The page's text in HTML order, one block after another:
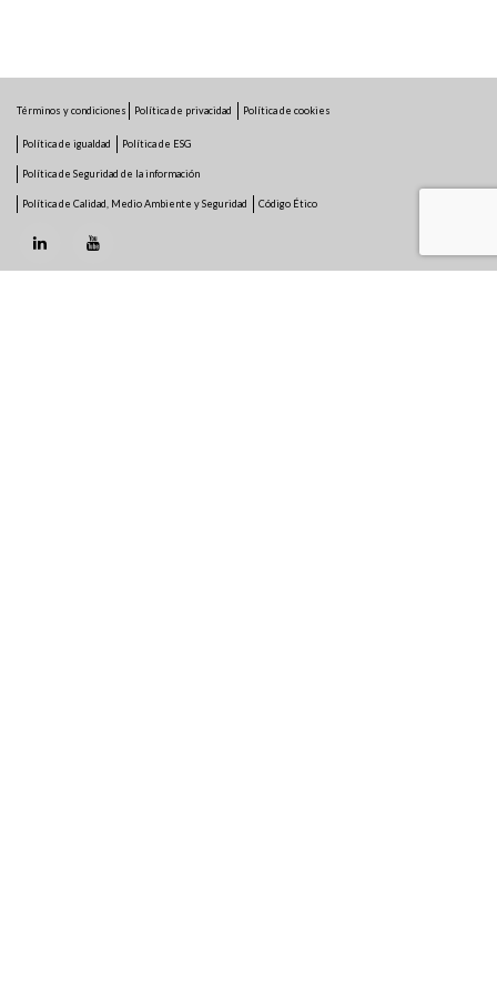
Términos y condiciones Política de privacidad Política de cookies
Política de igualdad Política de ESG
Política de Seguridad de la información
Política de Calidad, Medio Ambiente y Seguridad Código Ético